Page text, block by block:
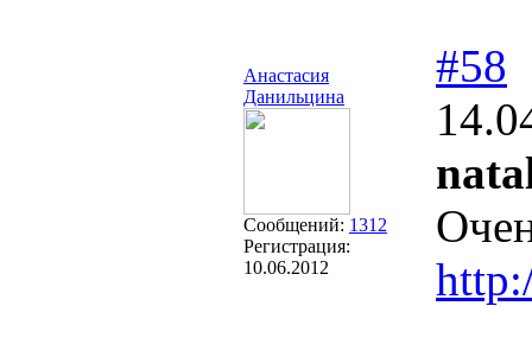
Анастасия
Данильцина
Сообщений: 1312
Регистрация:
10.06.2012
#58